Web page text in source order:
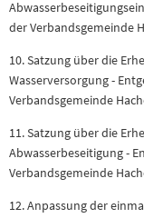
der Verbandsgemeinde
10. Satzung über die
Wasserversorgung -
Verbandsgemeinde
11. Satzung über die
Abwasserbeseitigung -
Verbandsgemeinde
12. Anpassung der